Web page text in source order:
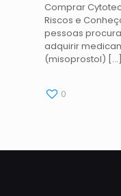
Comprar
Riscos e
pessoas
adquirir
(misoprostol) […]
0